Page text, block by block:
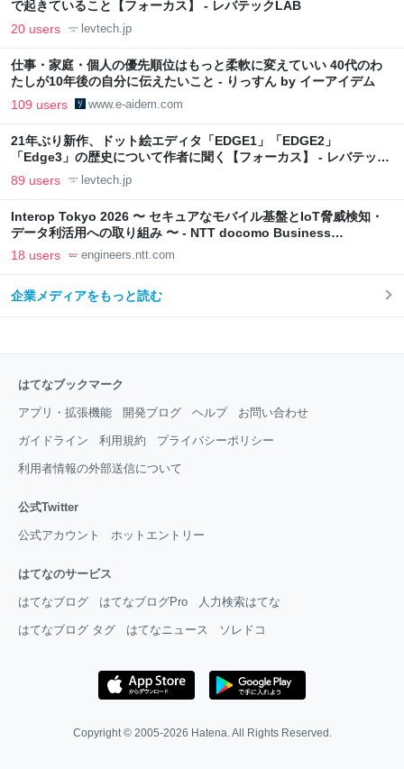
で起きていること【フォーカス】 - レバテックLAB
20 users levtech.jp
仕事・家庭・個人の優先順位はもっと柔軟に変えていい 40代のわ
たしが10年後の自分に伝えたいこと - りっすん by イーアイデム
109 users www.e-aidem.com
21年ぶり新作、ドット絵エディタ「EDGE1」「EDGE2」
「Edge3」の歴史について作者に聞く【フォーカス】 - レバテック
LAB
89 users levtech.jp
Interop Tokyo 2026 〜 セキュアなモバイル基盤とIoT脅威検知・
データ利活用への取り組み 〜 - NTT docomo Business
Engineers' Blog
18 users engineers.ntt.com
企業メディアをもっと読む
はてなブックマーク
アプリ・拡張機能 開発ブログ ヘルプ お問い合わせ
ガイドライン 利用規約 プライバシーポリシー
利用者情報の外部送信について
公式Twitter
公式アカウント ホットエントリー
はてなのサービス
はてなブログ はてなブログPro 人力検索はてな
はてなブログ タグ はてなニュース ソレドコ
Copyright © 2005-2026 Hatena. All Rights Reserved.